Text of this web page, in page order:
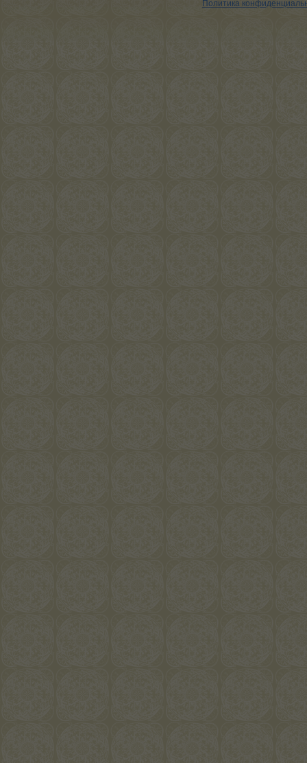
Политика